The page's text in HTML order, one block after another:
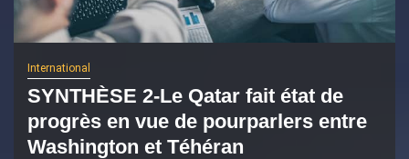
International
SYNTHÈSE 2-Le Qatar fait état de
progrès en vue de pourparlers entre
Washington et Téhéran